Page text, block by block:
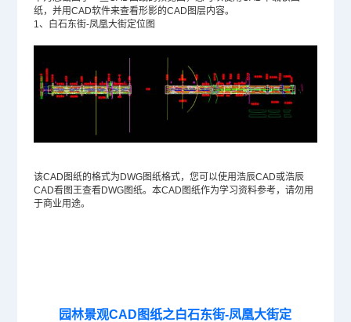
纸，并用CAD软件来查看形影的CAD图层内容。
1、白石东街-凤凰大街定位图
该CAD图纸的格式为DWG图纸格式，您可以使用浩辰CAD或浩辰
CAD看图王查看DWG图纸。本CAD图纸作为学习资料参考，请勿用
于商业用途。
园林景观CAD图纸之白石东街-凤凰大街定